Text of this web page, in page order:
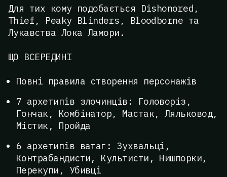
Для тих кому подобається Dishonored,
Thief, Peaky Blinders, Bloodborne та
Лукавства Лока Ламори.
ЩО ВСЕРЕДИНІ
Повні правила створення персонажів
7 архетипів злочинців: Головоріз,
Гончак, Комбінатор, Мастак, Ляльковод,
Містик, Пройда
6 архетипів ватаг: Зухвальці,
Контрабандисти, Культисти, Нишпорки,
Перекупи, Убивці